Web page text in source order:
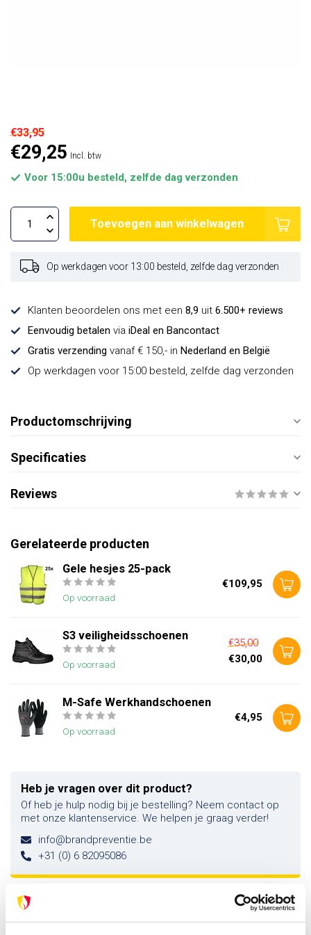
€33,95
€29,25 Incl. btw
Voor 15:00u besteld, zelfde dag verzonden
Toevoegen aan winkelwagen
Op werkdagen voor 13:00 besteld, zelfde dag verzonden
Klanten beoordelen ons met een 8,9 uit 6.500+ reviews
Eenvoudig betalen via iDeal en Bancontact
Gratis verzending vanaf € 150,- in Nederland en België
Op werkdagen voor 15:00 besteld, zelfde dag verzonden
Productomschrijving
Specificaties
Reviews
Gerelateerde producten
Gele hesjes 25-pack
Op voorraad
€109,95
S3 veiligheidsschoenen
Op voorraad
€35,00
€30,00
M-Safe Werkhandschoenen
Op voorraad
€4,95
Heb je vragen over dit product?
Of heb je hulp nodig bij je bestelling? Neem contact op
met onze klantenservice. We helpen je graag verder!
info@brandpreventie.be
+31 (0) 6 82095086
Recent bekeken